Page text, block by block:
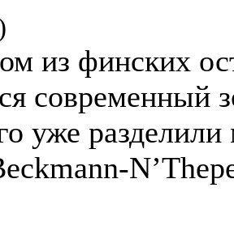
из финских
современный
уже